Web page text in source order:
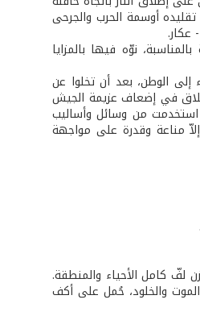
وتمّ تقليده أوسمة الحرب والجرحى
عكار.
نوّه فيها بالمزايا
إلى الوطن، بعد أن تخلوا عن
في إضعاف عزيمة الجيش
استخدمت من وسائل وأساليب
إلاّ مناعة وقدرة على مواجهة
لفّ كامل الأحياء والمنطقة.
والخلود، حُمل على أكف